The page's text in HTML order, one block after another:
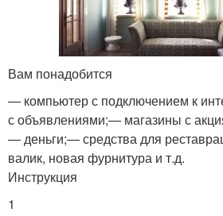
Вам понадобится
— компьютер с подключением к
с объявлениями;— магазины с
— деньги;— средства для
валик, новая фурнитура и т.д.
Инструкция
1